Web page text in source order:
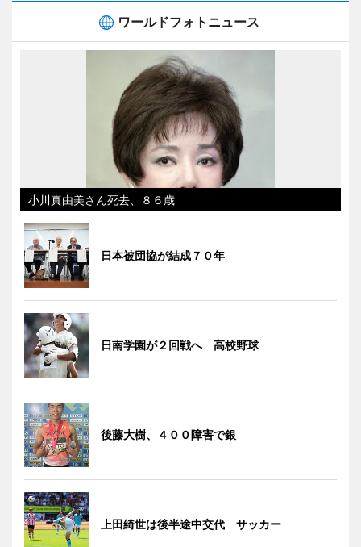
ワールドフォトニュース
小川真由美さん死去、８６歳
日本被団協が結成７０年
日南学園が２回戦へ 高校野球
後藤大樹、４００障害で銀
上田綺世は後半途中交代 サッカー